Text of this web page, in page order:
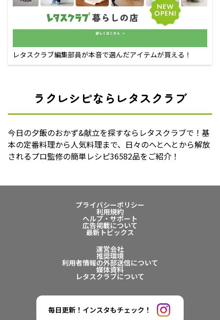
レタスクラブ編集部員が本音で選んだアイテムが買える！
ラクレシピならレタスクラブ
今日の夕飯のおかず&献立を探すならレタスクラブで！基
本の定番料理から人気料理まで、日々のへとへとから解放
されるプロ監修の簡単レシピ36582品をご紹介！
プライバシーポリシー
利用規約
ヘルプ・サポート
広告掲載について
最新トピックス
運営会社
推奨環境
利用者情報の外部送信について
媒体資料
レタスクラブについて
毎日更新！インスタもチェック！